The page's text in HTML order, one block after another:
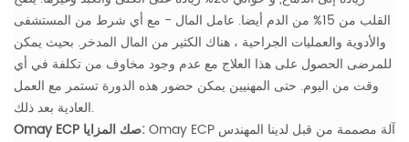
القلب من 15% من الدم أيضا.
عامل المال - مع أي شرط من المستشفى
والأدوية والعمليات الجراحية ، هناك الكثير من المال المدخر. بحيث يمكن
للمرضى الحصول على هذا العلاج مع عدم وجود مخاوف من تكلفة في أي
وقت من اليوم. حتى المهنيين يمكن حضور هذه الدورة تستمر مع العمل
العادية بعد ذلك.
Omay ECP صك المزايا:Omay ECP آلة مصممة من قبل لدينا المهندس